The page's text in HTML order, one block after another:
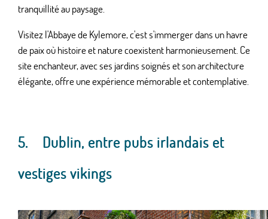
tranquillité au paysage.
Visitez l'Abbaye de Kylemore, c'est s'immerger dans un havre
de paix où histoire et nature coexistent harmonieusement. Ce
site enchanteur, avec ses jardins soignés et son architecture
élégante, offre une expérience mémorable et contemplative.
5. Dublin, entre pubs irlandais et
vestiges vikings